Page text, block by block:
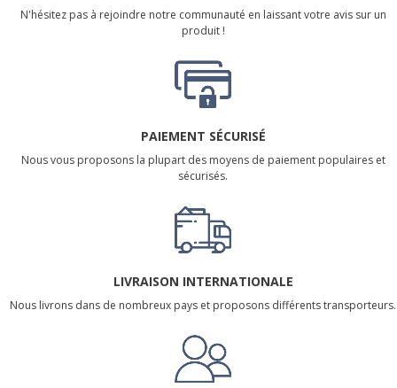
N'hésitez pas à rejoindre notre communauté en laissant votre avis sur un
produit !
PAIEMENT SÉCURISÉ
Nous vous proposons la plupart des moyens de paiement populaires et
sécurisés.
LIVRAISON INTERNATIONALE
Nous livrons dans de nombreux pays et proposons différents transporteurs.